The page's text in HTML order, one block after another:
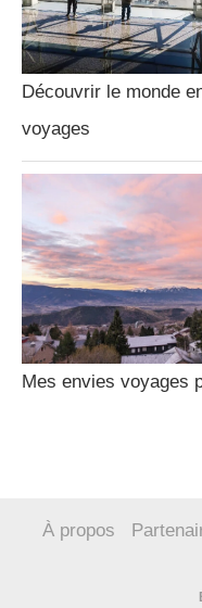
Découvrir le monde
voyages
Mes envies voyages
À propos